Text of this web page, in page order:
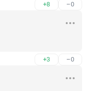
+8 –0
+3 –0